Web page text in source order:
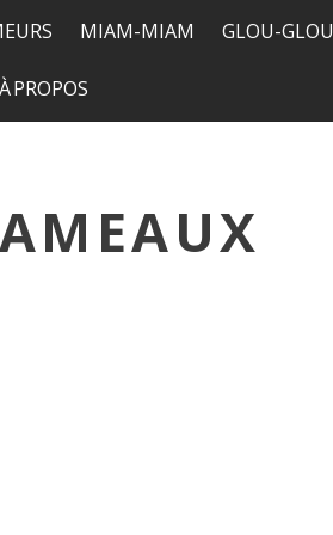
MIAM-MIAM GLOU-GLOU
À PROPOS